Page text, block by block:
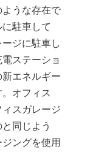
うな存在で
駐車して
ジに駐車し
ステーショ
エネルギー
オフィス
スガレージ
同じよう
ングを使用